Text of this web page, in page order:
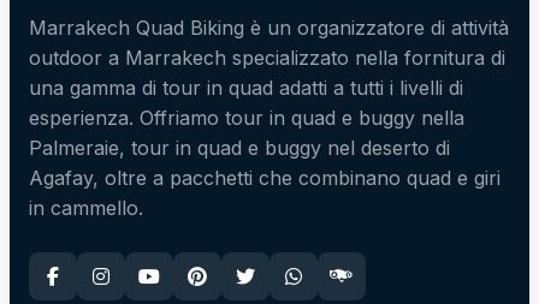
Marrakech Quad Biking è un organizzatore di attività
outdoor a Marrakech specializzato nella fornitura di
una gamma di tour in quad adatti a tutti i livelli di
esperienza. Offriamo tour in quad e buggy nella
Palmeraie, tour in quad e buggy nel deserto di
Agafay, oltre a pacchetti che combinano quad e giri
in cammello.